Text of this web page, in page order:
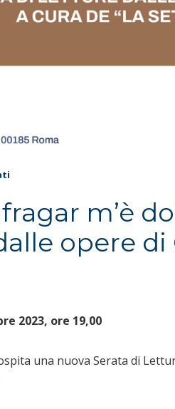
m’è
opere
2023, ore 19,00
una nuova Serata di